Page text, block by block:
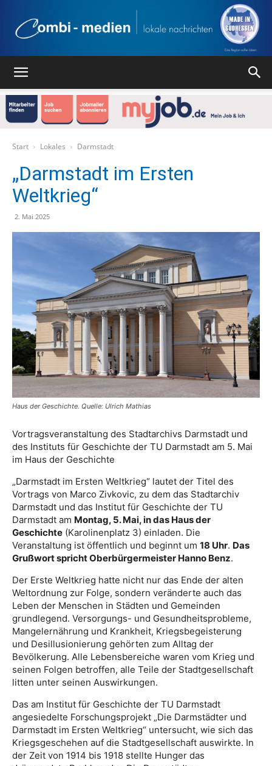
Start Lokales Darmstadt
„Darmstadt im Ersten
Weltkrieg“
2. Mai 2025
Haus der Geschichte. Quelle: Ulrich Mathias
Vortragsveranstaltung des Stadtarchivs Darmstadt und
des Instituts für Geschichte der TU Darmstadt am 5. Mai
im Haus der Geschichte
„Darmstadt im Ersten Weltkrieg“ lautet der Titel des
Vortrags von Marco Zivkovic, zu dem das Stadtarchiv
Darmstadt und das Institut für Geschichte der TU
Darmstadt am Montag, 5. Mai, in das Haus der
Geschichte (Karolinenplatz 3) einladen. Die
Veranstaltung ist öffentlich und beginnt um 18 Uhr. Das
Grußwort spricht Oberbürgermeister Hanno Benz.
Der Erste Weltkrieg hatte nicht nur das Ende der alten
Weltordnung zur Folge, sondern veränderte auch das
Leben der Menschen in Städten und Gemeinden
grundlegend. Versorgungs- und Gesundheitsprobleme,
Mangelernährung und Krankheit, Kriegsbegeisterung
und Desillusionierung gehörten zum Alltag der
Bevölkerung. Alle Lebensbereiche waren vom Krieg und
seinen Folgen betroffen, alle Teile der Stadtgesellschaft
litten unter seinen Auswirkungen.
Das am Institut für Geschichte der TU Darmstadt
angesiedelte Forschungsprojekt „Die Darmstädter und
Darmstadt im Ersten Weltkrieg“ untersucht, wie sich das
Kriegsgeschehen auf die Stadtgesellschaft auswirkte. In
der Zeit von 1914 bis 1918 stellte Hunger das